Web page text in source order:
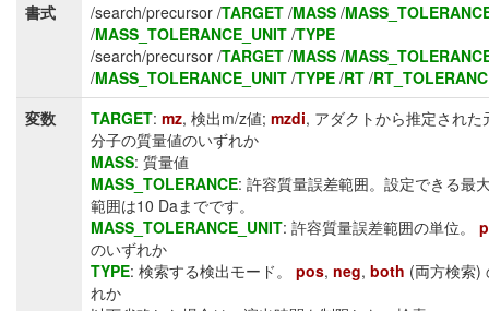
書式 /search/precursor /TARGET /MASS /
/MASS_TOLERANCE_UNIT /TYPE
/search/precursor /TARGET /MASS /
/MASS_TOLERANCE_UNIT /TYPE /RT /
変数
TARGET: mz, 検出m/z値; mzdi, アダクトから推定された
分子の質量値のいずれか
MASS: 質量値
MASS_TOLERANCE: 許容質量誤差範囲。設定できる最
範囲は10 Daまでです。
MASS_TOLERANCE_UNIT: 許容質量誤差範囲の単位。
のいずれか
TYPE: 検索する検出モード。 pos, neg, both (両方検索)
れか